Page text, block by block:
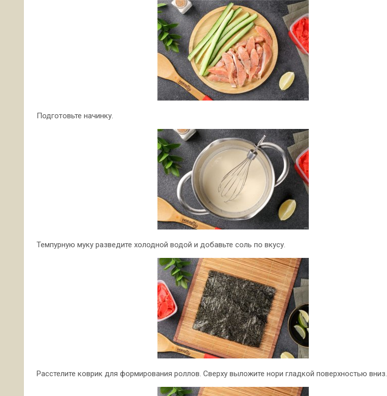
Подготовьте начинку.
Темпурную муку разведите холодной водой и добавьте соль по вкусу.
Расстелите коврик для формирования роллов. Сверху выложите нори гладкой поверхностью вниз.